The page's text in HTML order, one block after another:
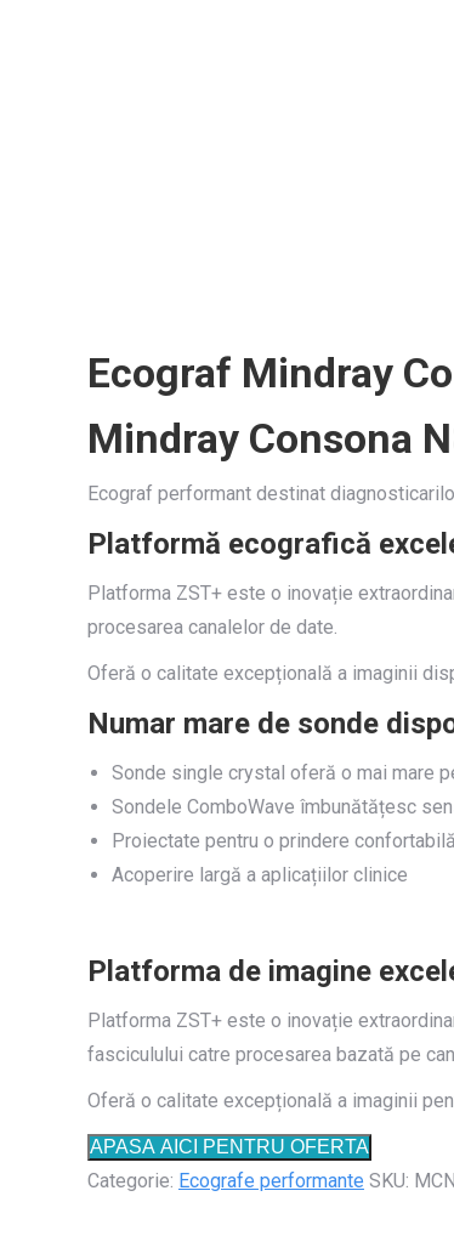
Ecograf Mindray
Mindray Consona
Ecograf performant destinat
Platformă ecografică
Platforma ZST+ este o inovație
procesarea canalelor de date.
Oferă o calitate excepțională a imaginii
Numar mare de sonde
Sonde single crystal oferă o mai mare
Sondele ComboWave îmbunătățesc
Proiectate pentru o prindere confortabilă
Acoperire largă a aplicațiilor clinice
Platforma de imagine
Platforma ZST+ este o inovație
fasciculului catre procesarea bazată pe
Oferă o calitate excepțională a imaginii
APASA AICI PENTRU OFERTA
Categorie: Ecografe performante SKU: